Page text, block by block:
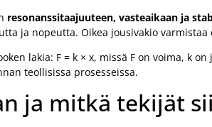
resonanssitaajuuteen, vasteaikaan ja
ja nopeutta. Oikea jousivakio
lakia: F = k × x, missä F on voima, k
teollisissa prosesseissa.
ja mitkä tekijät